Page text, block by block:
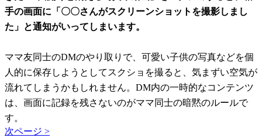
手の画面に「〇〇さんがスクリーンショットを撮影しまし
た」と通知がいってしまいます。
ママ友同士のDMのやり取りで、可愛い子供の写真などを個
人的に保存しようとしてスクショを撮ると、気まずい空気が
流れてしまうかもしれません。DM内の一時的なコンテンツ
は、画面に記録を残さないのがママ同士の暗黙のルールで
す。
次ページ >